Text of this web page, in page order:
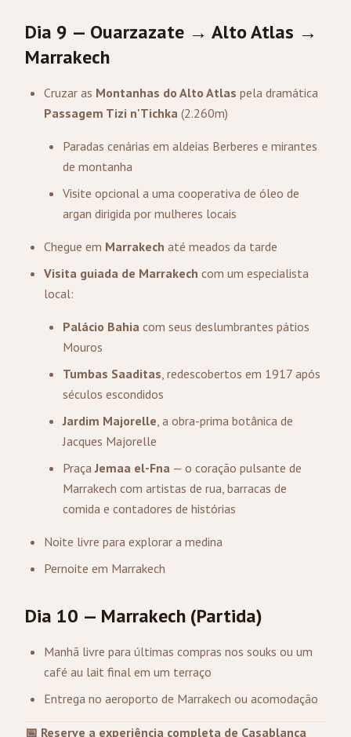
Dia 9 — Ouarzazate → Alto Atlas →
Marrakech
Cruzar as Montanhas do Alto Atlas pela dramática
Passagem Tizi n'Tichka (2.260m)
Paradas cenárias em aldeias Berberes e mirantes
de montanha
Visite opcional a uma cooperativa de óleo de
argan dirigida por mulheres locais
Chegue em Marrakech até meados da tarde
Visita guiada de Marrakech com um especialista
local:
Palácio Bahia com seus deslumbrantes pátios
Mouros
Tumbas Saaditas, redescobertos em 1917 após
séculos escondidos
Jardim Majorelle, a obra-prima botânica de
Jacques Majorelle
PraçaJemaa el-Fna — o coração pulsante de
Marrakech com artistas de rua, barracas de
comida e contadores de histórias
Noite livre para explorar a medina
Pernoite em Marrakech
Dia 10 — Marrakech (Partida)
Manhã livre para últimas compras nos souks ou um
café au lait final em um terraço
Entrega no aeroporto de Marrakech ou acomodação
📅 Reserve a experiência completa de Casablanca